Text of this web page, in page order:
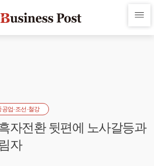
공업·조선·철강
자전환 뒷편에 노사갈등과
자